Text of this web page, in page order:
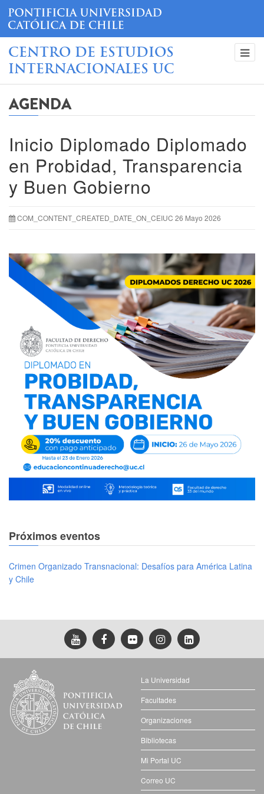
CENTRO DE ESTUDIOS
INTERNACIONALES UC
AGENDA
Inicio Diplomado Diplomado
en Probidad, Transparencia
y Buen Gobierno
COM_CONTENT_CREATED_DATE_ON_CEIUC 26 Mayo 2026
Próximos eventos
Crimen Organizado Transnacional: Desafíos para América Latina
y Chile
La Universidad
Facultades
Organizaciones
Bibliotecas
Mi Portal UC
Correo UC